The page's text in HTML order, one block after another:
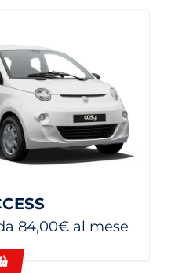
84,00€ al mese